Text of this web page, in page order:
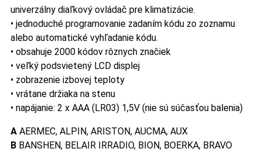
univerzálny diaľkový ovládač pre klimatizácie.
• jednoduché programovanie zadaním kódu zo zoznamu
alebo automatické vyhľadanie kódu.
• obsahuje 2000 kódov rôznych značiek
• veľký podsvietený LCD displej
• zobrazenie izbovej teploty
• vrátane držiaka na stenu
• napájanie: 2 x AAA (LR03) 1,5V (nie sú súčasťou balenia)
A AERMEC, ALPIN, ARISTON, AUCMA, AUX
B BANSHEN, BELAIR IRRADIO, BION, BOERKA, BRAVO